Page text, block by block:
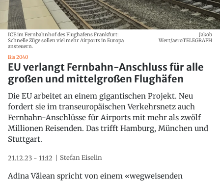
ICE im Fernbahnhof des Flughafens Frankfurt:
Schnelle Züge sollen viel mehr Airports in Europa
ansteuern.
Jakob
Wert/aeroTELEGRAPH
Bis 2040
EU verlangt Fernbahn-Anschluss für alle
großen und mittelgroßen Flughäfen
Die EU arbeitet an einem gigantischen Projekt. Neu
fordert sie im transeuropäischen Verkehrsnetz auch
Fernbahn-Anschlüsse für Airports mit mehr als zwölf
Millionen Reisenden. Das trifft Hamburg, München und
Stuttgart.
21.12.23 - 11:12 Stefan Eiselin
Adina Vălean spricht von einem «wegweisenden